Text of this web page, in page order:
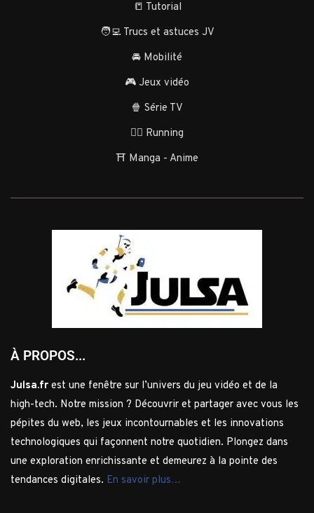
📒 Tutorial
🧑‍💻 Trucs et astuces JV
🚘 Mobilité
🎮 Jeux vidéo
🍿 Série TV
🏃‍♂️ Running
⛩️ Manga - Anime
À PROPOS...
Julsa.fr est une fenêtre sur l’univers du jeu vidéo et de la
high-tech. Notre mission ? Découvrir et partager avec vous les
pépites du web, les jeux incontournables et les innovations
technologiques qui façonnent notre quotidien. Plongez dans
une exploration enrichissante et demeurez à la pointe des
tendances digitales. En savoir plus…